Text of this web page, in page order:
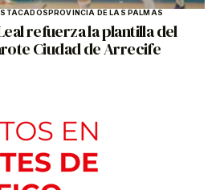
PROVINCIA DE LAS PALMAS
refuerza la plantilla del
Ciudad de Arrecife